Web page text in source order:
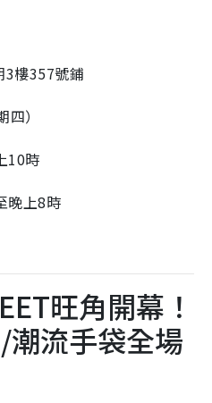
3樓357號鋪
）
10時
晚上8時
旺角開幕！
流手袋全場